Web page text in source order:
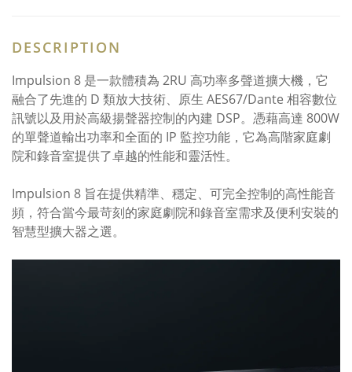
DESCRIPTION
Impulsion 8 是一款體積為 2RU 高功率多聲道擴大機，它
融合了先進的 D 類放大技術、原生 AES67/Dante 相容數位
訊號以及用於高級揚聲器控制的內建 DSP。憑藉高達 800W
的單聲道輸出功率和全面的 IP 監控功能，它為高階家庭劇
院和錄音室提供了卓越的性能和靈活性。
Impulsion 8 旨在提供精準、穩定、可完全控制的高性能音
頻，符合當今最苛刻的家庭劇院和錄音室需求及便利安裝的
智慧型擴大器之選。